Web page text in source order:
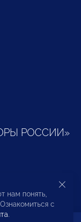
РОССИИ»
и
нам понять,
с
.